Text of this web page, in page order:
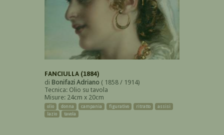
FANCIULLA (1884)
di Bonifazi Adriano ( 1858 / 1914)
Tecnica: Olio su tavola
Misure: 24cm x 20cm
olio donna campania figurativo ritratto
assisi
lazio
tavola